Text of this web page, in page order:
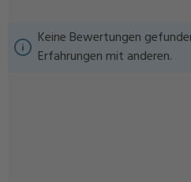
Keine Bewertungen
Erfahrungen mit anderen.